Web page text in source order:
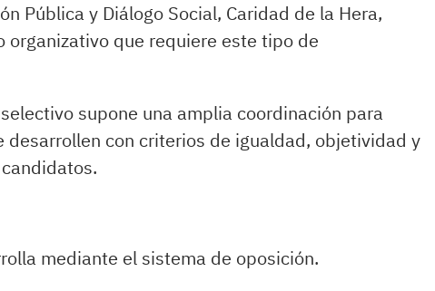
Pública y Diálogo Social, Caridad de la Hera,
que requiere este tipo de
supone una amplia coordinación para
desarrollen con criterios de igualdad, objetividad y
mediante el sistema de oposición.